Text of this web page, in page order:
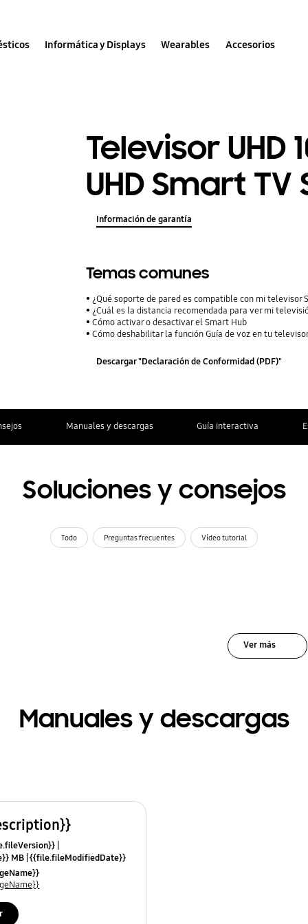
Informática y Displays Wearables Accesorios
Televisor UHD
UHD Smart TV
Información de garantía
Temas comunes
¿Qué soporte de pared es compatible con mi televisor
¿Cuál es la distancia recomendada para ver mi
Cómo activar o desactivar el Smart Hub
Cómo deshabilitar la función Guía de voz en tu
Descargar "Declaración de Conformidad (PDF)"
Manuales y descargas Guía interactiva
Soluciones y consejos
Todo Preguntas frecuentes Vídeo tutorial
Ver más
Manuales y descargas
MB {{file.fileModifiedDate}}